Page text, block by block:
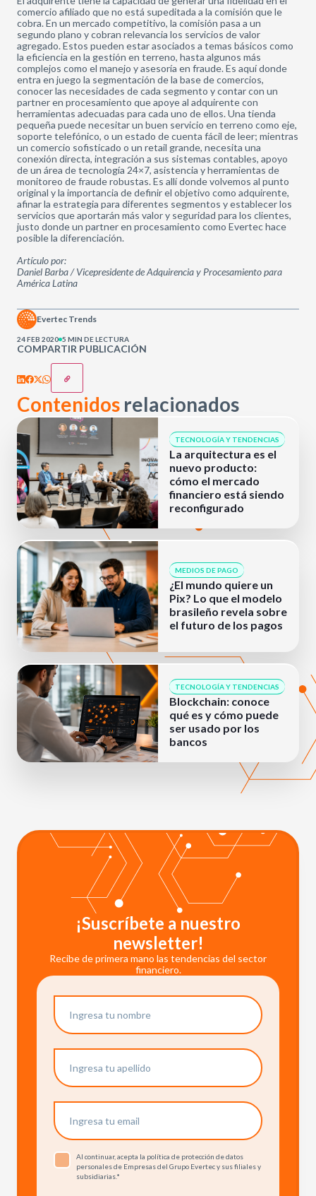
comercio afiliado que no está supeditada a la comisión que le
cobra. En un mercado competitivo, la comisión pasa a un
segundo plano y cobran relevancia los servicios de valor
agregado. Estos pueden estar asociados a temas básicos como
la eficiencia en la gestión en terreno, hasta algunos más
complejos como el manejo y asesoría en fraude. Es aquí donde
entra en juego la segmentación de la base de comercios,
conocer las necesidades de cada segmento y contar con un
partner en procesamiento que apoye al adquirente con
herramientas adecuadas para cada uno de ellos. Una tienda
pequeña puede necesitar un buen servicio en terreno como eje,
soporte telefónico, o un estado de cuenta fácil de leer; mientras
un comercio sofisticado o un retail grande, necesita una
conexión directa, integración a sus sistemas contables, apoyo
de un área de tecnología 24×7, asistencia y herramientas de
monitoreo de fraude robustas. Es allí donde volvemos al punto
original y la importancia de definir el objetivo como adquirente,
afinar la estrategia para diferentes segmentos y establecer los
servicios que aportarán más valor y seguridad para los clientes,
justo donde un partner en procesamiento como Evertec hace
posible la diferenciación.
Artículo por:
Daniel Barba / Vicepresidente de Adquirencia y Procesamiento para
América Latina
COMPARTIR PUBLICACIÓN
Evertec Trends
24 FEB 2020 5 MIN DE LECTURA
Contenidos relacionados
TECNOLOGÍA Y TENDENCIAS
La arquitectura es el
nuevo producto:
cómo el mercado
financiero está siendo
reconfigurado
MEDIOS DE PAGO
¿El mundo quiere un
Pix? Lo que el modelo
brasileño revela sobre
el futuro de los pagos
TECNOLOGÍA Y TENDENCIAS
Blockchain: conoce
qué es y cómo puede
ser usado por los
bancos
¡Suscríbete a nuestro
newsletter!
Recibe de primera mano las tendencias del sector
financiero.
Al continuar, acepta la política de protección de datos
personales de Empresas del Grupo Evertec y sus filiales y
subsidiarias.*